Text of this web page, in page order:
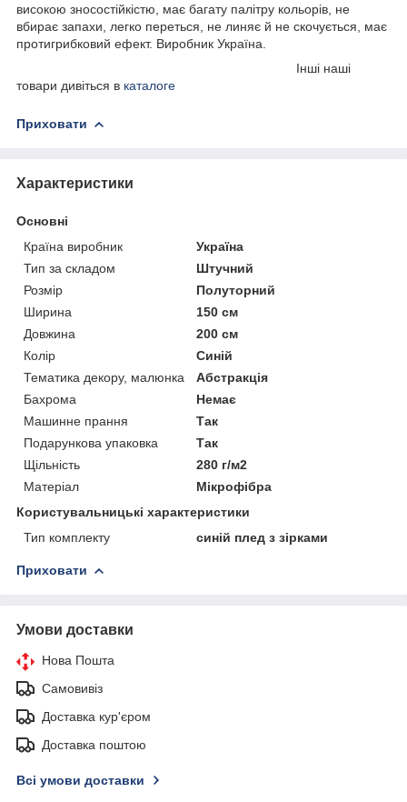
високою зносостійкістю, має багату палітру кольорів, не
вбирає запахи, легко переться, не линяє й не скочується, має
протигрибковий ефект. Виробник Україна.
Інші наші
товари дивіться в каталоге
Приховати
Характеристики
Основні
Країна виробник
Україна
Тип за складом
Штучний
Розмір
Полуторний
Ширина
150 см
Довжина
200 см
Колір
Синій
Тематика декору, малюнка
Абстракція
Бахрома
Немає
Машинне прання
Так
Подарункова упаковка
Так
Щільність
280 г/м2
Матеріал
Мікрофібра
Користувальницькі характеристики
Тип комплекту
синій плед з зірками
Приховати
Умови доставки
Нова Пошта
Самовивіз
Доставка кур'єром
Доставка поштою
Всі умови доставки